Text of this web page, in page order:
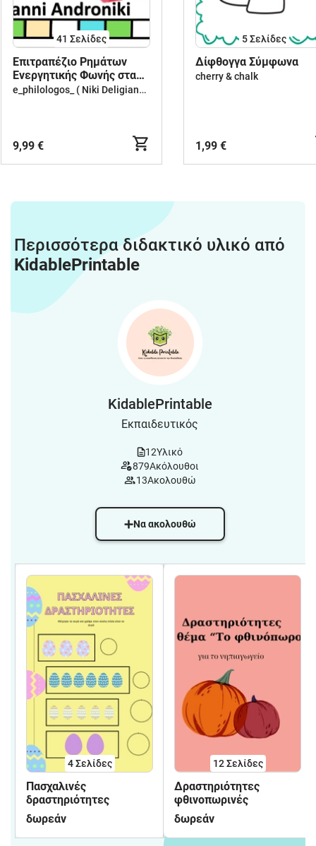
41 Σελίδες
Επιτραπέζιο Ρημάτων
Ενεργητικής Φωνής στα
αρχαία ελληνικά
e_philologos_ ( Niki Deligianni )
9,99 €
5Σελίδες
Δίφθογγα Σύμφωνα
cherry & chalk
1,99 €
Περισσότερα διδακτικό υλικό από
KidablePrintable
KidablePrintable
Εκπαιδευτικός
12Υλικό
879Ακόλουθοι
13Ακολουθώ
Να ακολουθώ
4Σελίδες
Πασχαλινές
δραστηριότητες
δωρεάν
12Σελίδες
Δραστηριότητες
φθινοπωρινές
δωρεάν